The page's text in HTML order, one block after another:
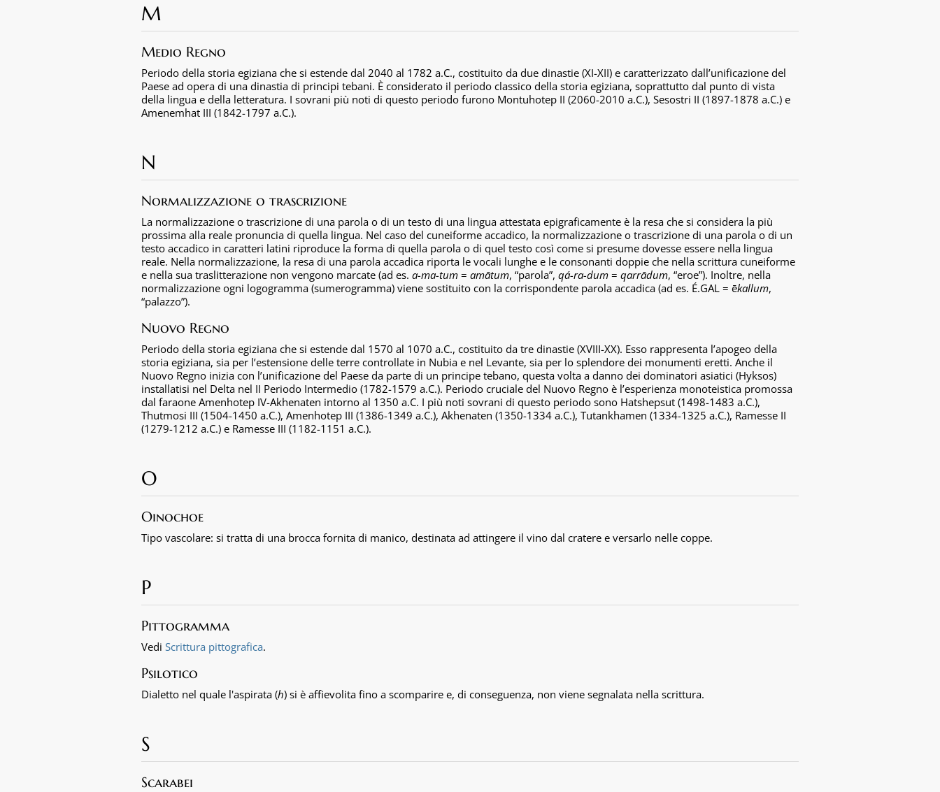
M
Medio Regno
Periodo della storia egiziana che si estende dal 2040 al 1782 a.C., costituito da due dinastie (XI-XII) e caratterizzato dall’unificazione del
Paese ad opera di una dinastia di principi tebani. È considerato il periodo classico della storia egiziana, soprattutto dal punto di vista
della lingua e della letteratura. I sovrani più noti di questo periodo furono Montuhotep II (2060-2010 a.C.), Sesostri II (1897-1878 a.C.) e
Amenemhat III (1842-1797 a.C.).
N
Normalizzazione o trascrizione
La normalizzazione o trascrizione di una parola o di un testo di una lingua attestata epigraficamente è la resa che si considera la più
prossima alla reale pronuncia di quella lingua. Nel caso del cuneiforme accadico, la normalizzazione o trascrizione di una parola o di un
testo accadico in caratteri latini riproduce la forma di quella parola o di quel testo così come si presume dovesse essere nella lingua
reale. Nella normalizzazione, la resa di una parola accadica riporta le vocali lunghe e le consonanti doppie che nella scrittura cuneiforme
e nella sua traslitterazione non vengono marcate (ad es. a-ma-tum = amātum, “parola”, qá-ra-dum = qarrādum, “eroe”). Inoltre, nella
normalizzazione ogni logogramma (sumerogramma) viene sostituito con la corrispondente parola accadica (ad es. É.GAL = ēkallum,
“palazzo”).
Nuovo Regno
Periodo della storia egiziana che si estende dal 1570 al 1070 a.C., costituito da tre dinastie (XVIII-XX). Esso rappresenta l’apogeo della
storia egiziana, sia per l’estensione delle terre controllate in Nubia e nel Levante, sia per lo splendore dei monumenti eretti. Anche il
Nuovo Regno inizia con l’unificazione del Paese da parte di un principe tebano, questa volta a danno dei dominatori asiatici (Hyksos)
installatisi nel Delta nel II Periodo Intermedio (1782-1579 a.C.). Periodo cruciale del Nuovo Regno è l’esperienza monoteistica promossa
dal faraone Amenhotep IV-Akhenaten intorno al 1350 a.C. I più noti sovrani di questo periodo sono Hatshepsut (1498-1483 a.C.),
Thutmosi III (1504-1450 a.C.), Amenhotep III (1386-1349 a.C.), Akhenaten (1350-1334 a.C.), Tutankhamen (1334-1325 a.C.), Ramesse II
(1279-1212 a.C.) e Ramesse III (1182-1151 a.C.).
O
Oinochoe
Tipo vascolare: si tratta di una brocca fornita di manico, destinata ad attingere il vino dal cratere e versarlo nelle coppe.
P
Pittogramma
Vedi Scrittura pittografica.
Psilotico
Dialetto nel quale l'aspirata (h) si è affievolita fino a scomparire e, di conseguenza, non viene segnalata nella scrittura.
S
Scarabei